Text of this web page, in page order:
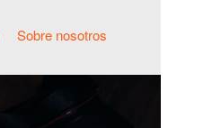
Sobre nosotros